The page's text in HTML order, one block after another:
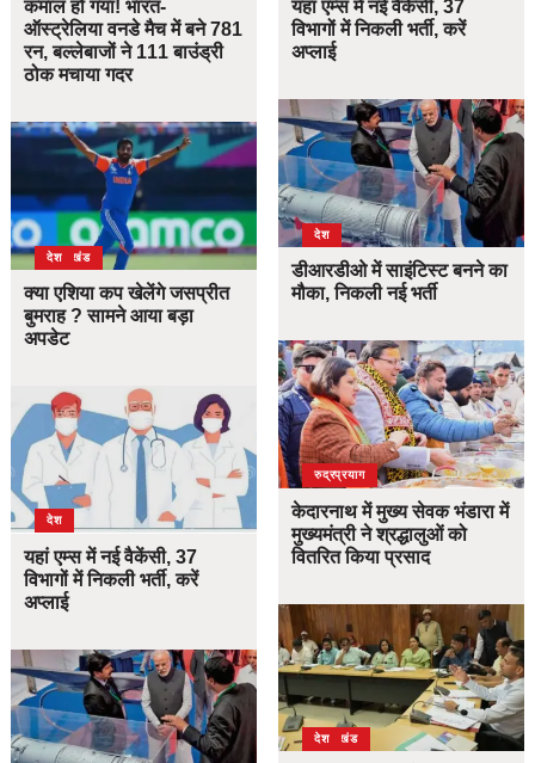
कमाल हो गया! भारत-
ऑस्ट्रेलिया वनडे मैच में बने 781
रन, बल्लेबाजों ने 111 बाउंड्री
ठोक मचाया गदर
उत्तराखंड
देश
क्या एशिया कप खेलेंगे जसप्रीत
बुमराह ? सामने आया बड़ा
अपडेट
देश
यहां एम्स में नई वैकेंसी, 37
विभागों में निकली भर्ती, करें
अप्लाई
यहां एम्स में नई वैकेंसी, 37
विभागों में निकली भर्ती, करें
अप्लाई
देश
डीआरडीओ में साइंटिस्ट बनने का
मौका, निकली नई भर्ती
उत्तराखंड
देश
रुद्रप्रयाग
केदारनाथ में मुख्य सेवक भंडारा में
मुख्यमंत्री ने श्रद्धालुओं को
वितरित किया प्रसाद
उत्तराखंड
देश